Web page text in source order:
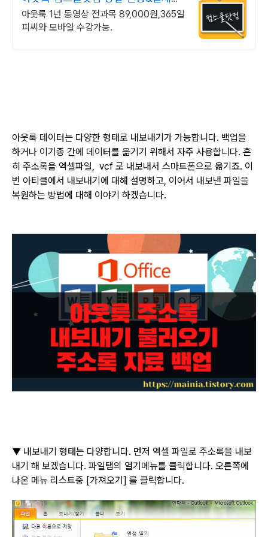
기프티콘!
아웃룩 1년 동영상 전과목 89,000원,365일
피씨와 모바일 수강가능.
아웃룩 데이터는 다양한 형태로 내보내기가 가능합니다. 백업을
하거나 이기종 간에 데이터를 옮기기 위해서 자주 사용합니다. 흔
히 주소록을 엑셀파일, vcf 로 내보내서 스마트폰으로 옮기죠. 이
번 아티클에서 내보내기에 대해 설명하고, 이어서 내보낸 파일을
복원하는 방법에 대해 이야기 하겠습니다.
▼ 내보내기 형태는 다양합니다. 먼저 엑셀 파일로 주소록을 내보
내기 해 보겠습니다. 파일탭의 열기메뉴를 클릭합니다. 오른쪽에
나온 메뉴 리스트중 [가져오기] 를 클릭합니다.